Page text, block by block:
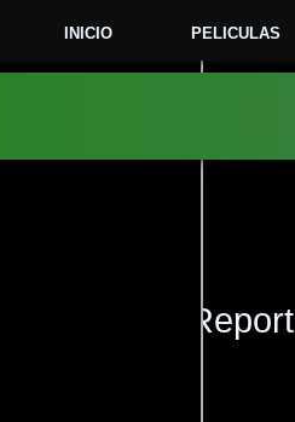
INICIO PELICULAS
- Miller's Report